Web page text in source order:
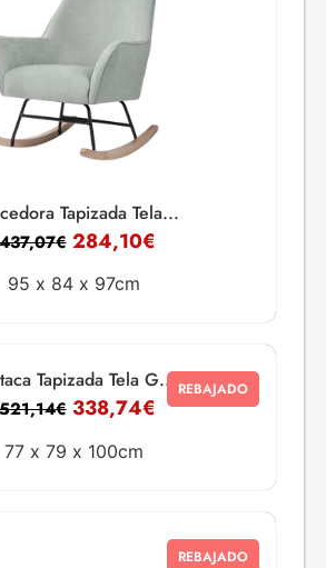
Tapizada Tela...
€ 284,10€
95 x 84 x 97cm
REBAJADO
Tapizada Tela G...
€ 338,74€
77 x 79 x 100cm
REBAJADO